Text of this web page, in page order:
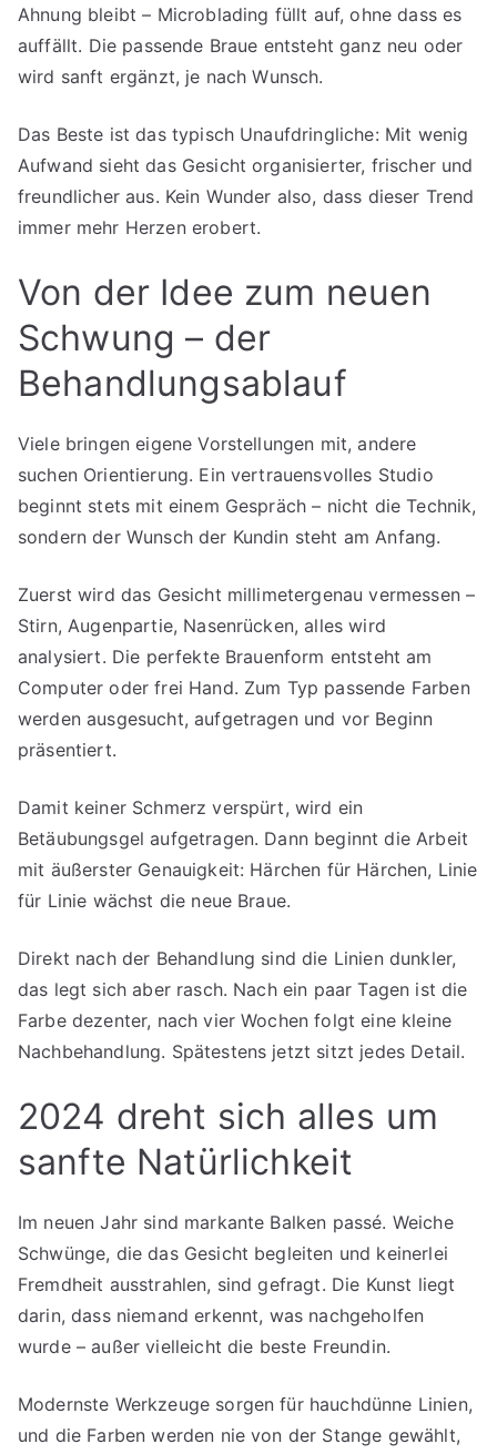
Ahnung bleibt – Microblading füllt auf, ohne dass es
auffällt. Die passende Braue entsteht ganz neu oder
wird sanft ergänzt, je nach Wunsch.
Das Beste ist das typisch Unaufdringliche: Mit wenig
Aufwand sieht das Gesicht organisierter, frischer und
freundlicher aus. Kein Wunder also, dass dieser Trend
immer mehr Herzen erobert.
Von der Idee zum neuen
Schwung – der
Behandlungsablauf
Viele bringen eigene Vorstellungen mit, andere
suchen Orientierung. Ein vertrauensvolles Studio
beginnt stets mit einem Gespräch – nicht die Technik,
sondern der Wunsch der Kundin steht am Anfang.
Zuerst wird das Gesicht millimetergenau vermessen –
Stirn, Augenpartie, Nasenrücken, alles wird
analysiert. Die perfekte Brauenform entsteht am
Computer oder frei Hand. Zum Typ passende Farben
werden ausgesucht, aufgetragen und vor Beginn
präsentiert.
Damit keiner Schmerz verspürt, wird ein
Betäubungsgel aufgetragen. Dann beginnt die Arbeit
mit äußerster Genauigkeit: Härchen für Härchen, Linie
für Linie wächst die neue Braue.
Direkt nach der Behandlung sind die Linien dunkler,
das legt sich aber rasch. Nach ein paar Tagen ist die
Farbe dezenter, nach vier Wochen folgt eine kleine
Nachbehandlung. Spätestens jetzt sitzt jedes Detail.
2024 dreht sich alles um
sanfte Natürlichkeit
Im neuen Jahr sind markante Balken passé. Weiche
Schwünge, die das Gesicht begleiten und keinerlei
Fremdheit ausstrahlen, sind gefragt. Die Kunst liegt
darin, dass niemand erkennt, was nachgeholfen
wurde – außer vielleicht die beste Freundin.
Modernste Werkzeuge sorgen für hauchdünne Linien,
und die Farben werden nie von der Stange gewählt,